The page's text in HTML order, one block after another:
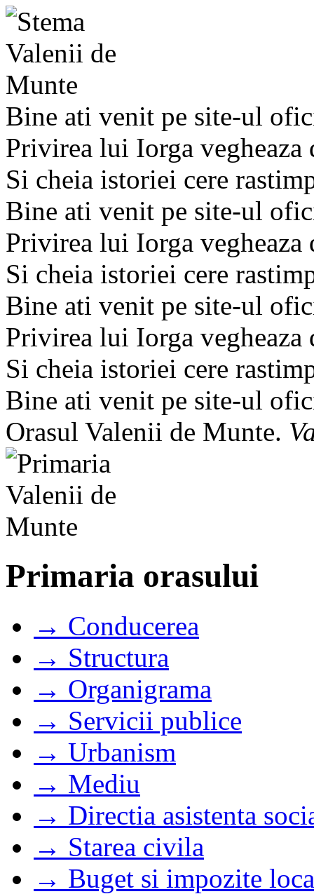
Bine ati venit pe site-ul
Privirea lui Iorga
Si cheia istoriei cere
Bine ati venit pe site-ul
Privirea lui Iorga
Si cheia istoriei cere
Bine ati venit pe site-ul
Privirea lui Iorga
Si cheia istoriei cere
Bine ati venit pe site-ul
Orasul Valenii de Munte.
Primaria orasului
→ Conducerea
→ Structura
→ Organigrama
→ Servicii publice
→ Urbanism
→ Mediu
→ Directia asistenta
→ Starea civila
→ Buget si impozite